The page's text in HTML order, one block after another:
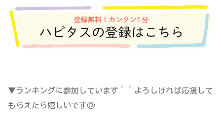
▼ランキングに参加しています＾＾よろしければ応援して
もらえたら嬉しいです◎